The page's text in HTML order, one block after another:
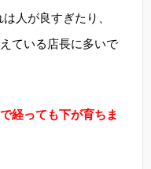
人が良すぎたり、
ている店長に多いで
経っても下が育ちま